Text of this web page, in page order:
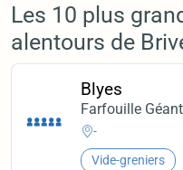
Les 10 plus
alentours de
Blyes
Farfouille
-
Vide-greniers